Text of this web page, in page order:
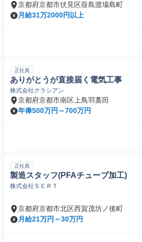
京都府京都市伏見区葭島渡場島町
月給31万2000円以上
正社員
ありがとうが直接届く電気工事
株式会社クラシアン
京都府京都市南区上鳥羽藁田
年俸500万円～700万円
正社員
製造スタッフ(PFAチューブ加工)
株式会社ＳＥＲＴ
京都府京都市北区西賀茂坊ノ後町
月給21万円～30万円